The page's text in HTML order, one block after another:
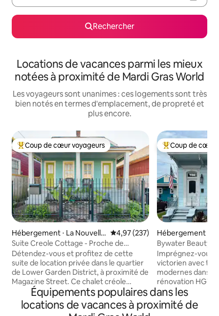
Rechercher
Locations de vacances parmi les mieux
notées à proximité de Mardi Gras World
Les voyageurs sont unanimes : ces logements sont très
bien notés en termes d'emplacement, de propreté et
plus encore.
Coups de cœur voyageurs les plus appréciés
Coup de cœur voyageurs
Hébergement ⋅ La Nouvelle
-Orléans
Évaluation moyenne sur la
4,97 (237)
Suite Creole Cottage - Proche de
Magazine Street
Détendez-vous et profitez de cette
suite de location privée dans le quartier
de Lower Garden District, à proximité de
Magazine Street. Ce chalet créole
classique entièrement rénové dispose
de hauts plafonds de 14 pieds, d'un
plancher en pin, d'un lit King Size très
Coups de cœur
Coup de cœur
Hébergement ⋅
-Orléans
Bywater Beauty -
présentée sur
Imprégnez-vous
victorien avec
modernes dans
rénovation HGTV
télévision New
Beauty sur
grand porche
Équipements populaires dans les
locations de vacances à proximité de